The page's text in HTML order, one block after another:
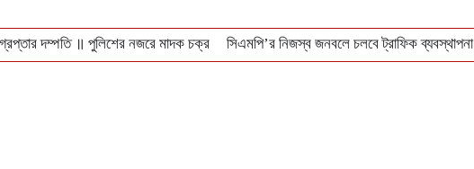
দম্পতি ॥ পুলিশের নজরে মাদক চক্র
সিএমপি’র নিজস্ব জনবলে চলবে ট্রাফিক ব্যবস্থাপনা